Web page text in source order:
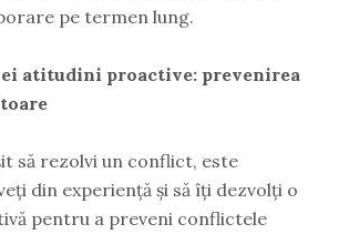
pe termen lung.
atitudini proactive: prevenirea
să rezolvi un conflict, este
din experiență și să îți dezvolți o
pentru a preveni conflictele